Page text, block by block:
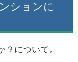
ションに
について。